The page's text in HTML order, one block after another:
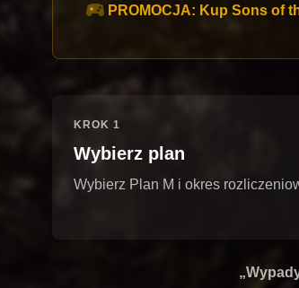
PROMOCJA: Kup Sons of
KROK 1
Wybierz plan
Wybierz Plan M i okres